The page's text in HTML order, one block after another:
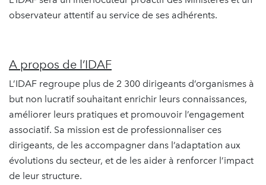
observateur attentif au service de ses adhérents.
A propos de l’IDAF
L’IDAF regroupe plus de 2 300 dirigeants d’organismes à
but non lucratif souhaitant enrichir leurs connaissances,
améliorer leurs pratiques et promouvoir l’engagement
associatif. Sa mission est de professionnaliser ces
dirigeants, de les accompagner dans l’adaptation aux
évolutions du secteur, et de les aider à renforcer l’impact
de leur structure.